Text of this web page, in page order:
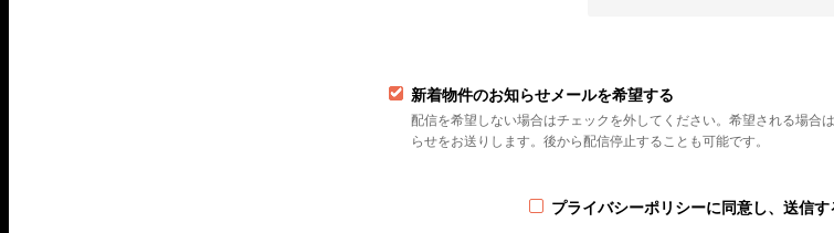
新着物件のお知らせメールを希望する
配信を希望しない場合はチェックを外してください。希望される場合
らせをお送りします。後から配信停止することも可能です。
プライバシーポリシーに同意し、送信す